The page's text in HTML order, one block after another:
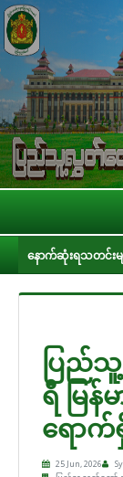
နောက်ဆုံးရသတင်းမျ
ြိမ် ပြည်သူ့လွှတ်တော် ဒု
ပြည်သူ့
ရီ မြ
ရောက်
25 Jun, 2026